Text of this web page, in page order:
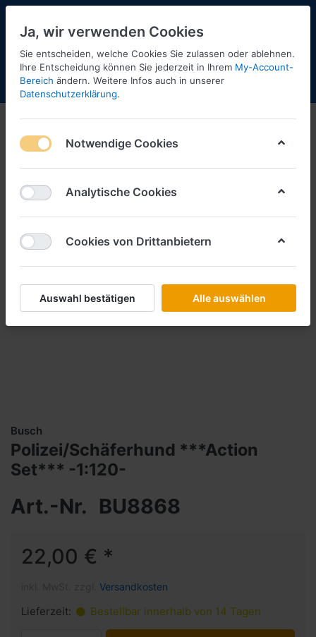
Menü Anmelden Shopaktualisierung
Busch
Polizei/Schäferhund ***Action
Set*** -1:120-
Art.-Nr. BU8868
22,00 € *
Versandkosten
Lieferzeit: Bestellbar innerhalb von 14 Tagen
Ja, wir verwenden Cookies
Sie entscheiden, welche Cookies Sie zulassen oder ablehnen.
Ihre Entscheidung können Sie jederzeit in Ihrem My-Account-
Bereich ändern. Weitere Infos auch in unserer
Datenschutzerklärung.
Notwendige Cookies
Analytische Cookies
Cookies von Drittanbietern
Auswahl bestätigen Alle auswählen